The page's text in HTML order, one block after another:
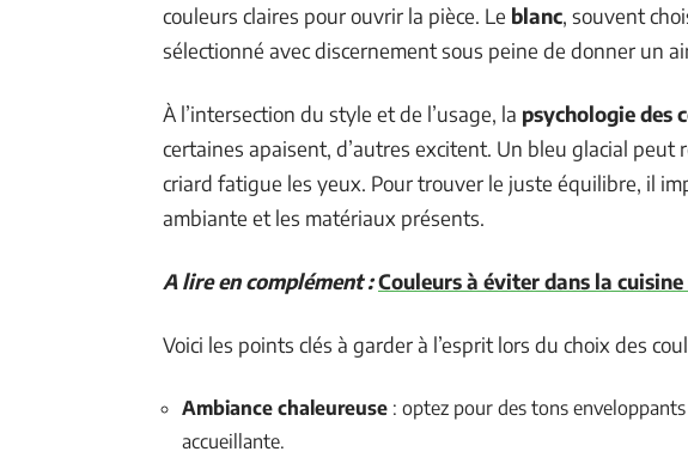
couleurs claires pour ouvrir la pièce. Le blanc, souvent
sélectionné avec discernement sous peine de donner un
À l’intersection du style et de l’usage, la psychologie des
certaines apaisent, d’autres excitent. Un bleu glacial peut
criard fatigue les yeux. Pour trouver le juste équilibre, il
ambiante et les matériaux présents.
A lire en complément :Couleurs à éviter dans la
Voici les points clés à garder à l’esprit lors du choix des
Ambiance chaleureuse : optez pour des tons
accueillante.